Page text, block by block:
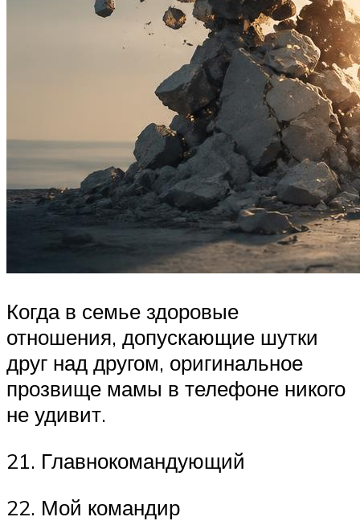
Когда в семье здоровые
отношения, допускающие шутки
друг над другом, оригинальное
прозвище мамы в телефоне никого
не удивит.
21. Главнокомандующий
22. Мой командир